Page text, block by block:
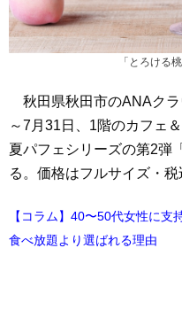
「とろける
秋田県秋田市のANAクラ
～7月31日、1階のカフェ
夏パフェシリーズの第2弾
る。価格はフルサイズ・税
【コラム】40〜50代女性に
食べ放題より選ばれる理由